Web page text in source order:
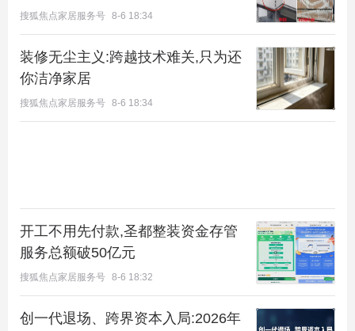
搜狐焦点家居服务号 8-6 18:34
装修无尘主义:跨越技术难关,只为还
你洁净家居
搜狐焦点家居服务号 8-6 18:34
开工不用先付款,圣都整装资金存管
服务总额破50亿元
搜狐焦点家居服务号 8-6 18:32
创一代退场、跨界资本入局:2026年